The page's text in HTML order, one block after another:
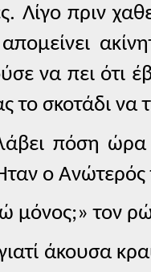
Λίγο πριν
να πει ότι
το σκοτάδι να
πόση ώρα
ο Ανώτερός
μόνος;» τον
άκουσα